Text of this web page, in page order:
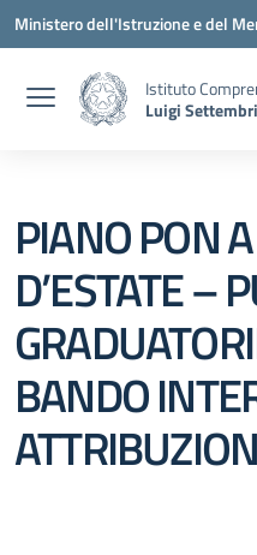
Vai ai contenuti
Vai al menu di navigazione
Vai al footer
Ministero dell'Istruzione e del
Istituto
Luigi
PIANO PON
D’ESTATE –
BANDO